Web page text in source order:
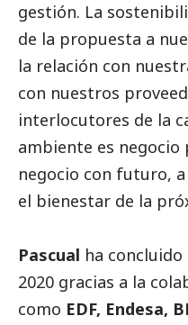
gestión. La
de la propuesta a
la relación con
con nuestros
interlocutores de la
ambiente es
negocio con futuro,
el bienestar de la
Pascual ha
2020 gracias a la
como EDF, Endesa,